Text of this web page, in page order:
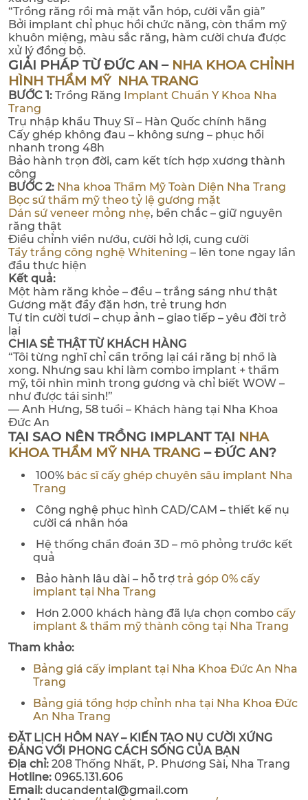
“Trồng răng rồi mà mặt vẫn hóp, cười vẫn già”
Bởi implant chỉ phục hồi chức năng, còn thẩm mỹ
khuôn miệng, màu sắc răng, hàm cười chưa được
xử lý đồng bộ.
GIẢI PHÁP TỪ ĐỨC AN – NHA KHOA CHỈNH
HÌNH THẨM MỸ NHA TRANG
BƯỚC 1: Trồng Răng Implant Chuẩn Y Khoa Nha
Trang
Trụ nhập khẩu Thuỵ Sĩ – Hàn Quốc chính hãng
Cấy ghép không đau – không sưng – phục hồi
nhanh trong 48h
Bảo hành trọn đời, cam kết tích hợp xương thành
công
BƯỚC 2: Nha khoa Thẩm Mỹ Toàn Diện Nha Trang
Bọc sứ thẩm mỹ theo tỷ lệ gương mặt
Dán sứ veneer mỏng nhẹ, bền chắc – giữ nguyên
răng thật
Điều chỉnh viền nướu, cười hở lợi, cung cười
Tẩy trắng công nghệ Whitening – lên tone ngay lần
đầu thực hiện
Kết quả:
Một hàm răng khỏe – đều – trắng sáng như thật
Gương mặt đầy đặn hơn, trẻ trung hơn
Tự tin cười tươi – chụp ảnh – giao tiếp – yêu đời trở
lại
CHIA SẺ THẬT TỪ KHÁCH HÀNG
“Tôi từng nghĩ chỉ cần trồng lại cái răng bị nhổ là
xong. Nhưng sau khi làm combo implant + thẩm
mỹ, tôi nhìn mình trong gương và chỉ biết WOW –
như được tái sinh!”
— Anh Hưng, 58 tuổi – Khách hàng tại Nha Khoa
Đức An
TẠI SAO NÊN TRỒNG IMPLANT TẠI NHA
KHOA THẨM MỸ NHA TRANG – ĐỨC AN?
100% bác sĩ cấy ghép chuyên sâu implant Nha
Trang
Công nghệ phục hình CAD/CAM – thiết kế nụ
cười cá nhân hóa
Hệ thống chẩn đoán 3D – mô phỏng trước kết
quả
Bảo hành lâu dài – hỗ trợ trả góp 0% cấy
implant tại Nha Trang
Hơn 2.000 khách hàng đã lựa chọn combo cấy
implant & thẩm mỹ thành công tại Nha Trang
Tham khảo:
Bảng giá cấy implant tại Nha Khoa Đức An Nha
Trang
Bảng giá tổng hợp chỉnh nha tại Nha Khoa Đức
An Nha Trang
ĐẶT LỊCH HÔM NAY – KIẾN TẠO NỤ CƯỜI XỨNG
ĐÁNG VỚI PHONG CÁCH SỐNG CỦA BẠN
Địa chỉ: 208 Thống Nhất, P. Phương Sài, Nha Trang
Hotline: 0965.131.606
Email: ducandental@gmail.com